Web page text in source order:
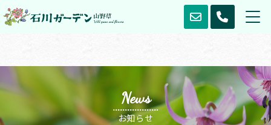
News
お知らせ